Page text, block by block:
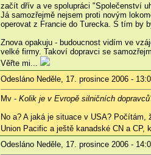
začít dřív a ve spolupráci "Společenství
Já samozřejmě nejsem proti novým
operovat z Francie do Turecka. S tím by
Znova opakuju - budoucnost vidím ve
velké firmy. Takoví dopravci se
Věřte mi...
Odesláno Neděle, 17. prosince 2006 -
Mv - Kolik je v Evropě silničních
No a? A jaká je situace v USA?
Union Pacific a ještě kanadské CN a CP,
Odesláno Neděle, 17. prosince 2006 -